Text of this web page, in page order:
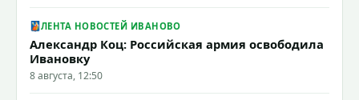
ЛЕНТА НОВОСТЕЙ ИВАНОВО
Александр Коц: Российская армия освободила
Ивановку
8 августа, 12:50